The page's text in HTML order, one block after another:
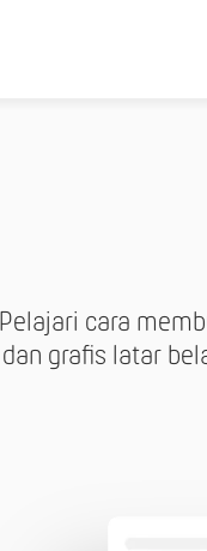
Pelajari cara
dan grafis latar